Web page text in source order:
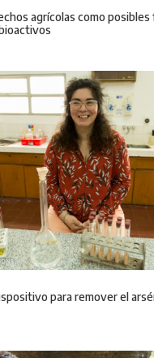
agrícolas como
para remover el